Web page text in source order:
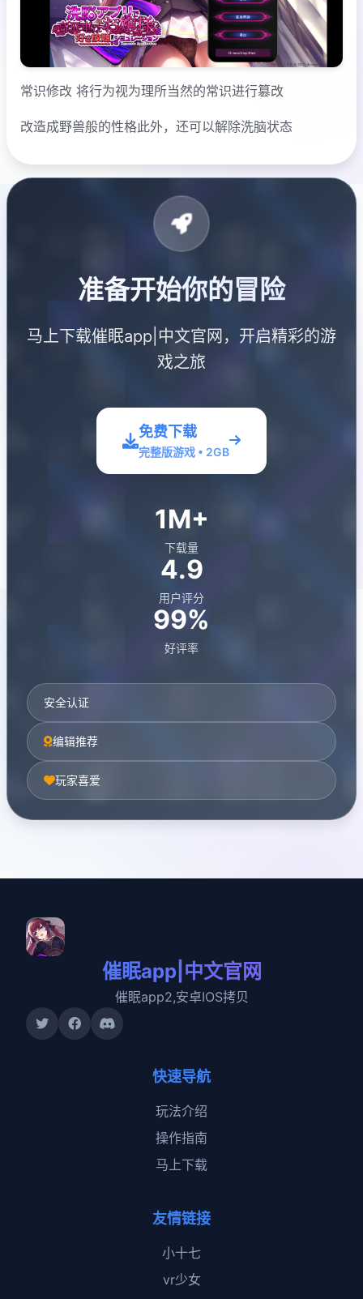
常识修改 将行为视为理所当然的常识进行篡改
改造成野兽般的性格此外，还可以解除洗脑状态
准备开始你的冒险
马上下载催眠app|中文官网，开启精彩的游
戏之旅
免费下载
完整版游戏 • 2GB
1M+
下载量
4.9
用户评分
99%
好评率
安全认证
编辑推荐
玩家喜爱
催眠app|中文官网
催眠app2,安卓IOS拷贝
快速导航
玩法介绍
操作指南
马上下载
友情链接
小十七
vr少女